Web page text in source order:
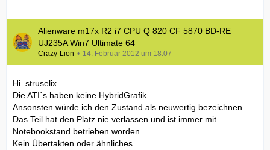
Alienware m17x R2 i7 CPU Q 820 CF 5870 BD-RE
UJ235A Win7 Ultimate 64
Crazy-Lion 14. Februar 2012 um 18:07
Hi. struselix
Die ATI´s haben keine HybridGrafik.
Ansonsten würde ich den Zustand als neuwertig bezeichnen.
Das Teil hat den Platz nie verlassen und ist immer mit
Notebookstand betrieben worden.
Kein Übertakten oder ähnliches.